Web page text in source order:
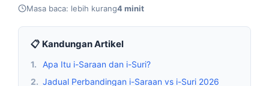
Masa baca: lebih kurang4 minit
📋 Kandungan Artikel
1.
Apa Itu i-Saraan dan i-Suri?
2. Jadual Perbandingan i-Saraan vs i-Suri 2026